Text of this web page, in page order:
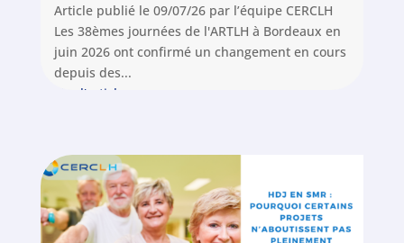
Article publié le 09/07/26 par l’équipe CERCLH
Les 38èmes journées de l'ARTLH à Bordeaux en
juin 2026 ont confirmé un changement en cours
depuis des...
Lire l'article